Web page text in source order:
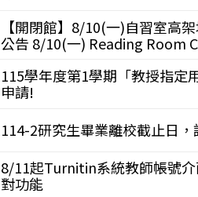
【開閉館】8/10(一)自習室高
公告 8/10(一) Reading Room
115學年度第1學期「教授指定
申請!
114-2研究生畢業離校截止日
8/11起Turnitin系統教師帳號
對功能